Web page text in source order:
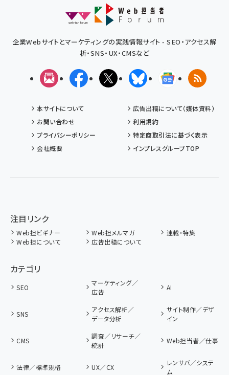
企業Webサイトとマーケティングの実践情報サイト - SEO・アクセス解
析・SNS・UX・CMSなど
メルマガFacebookX(エックス)BlueskyGoogleニュ
RSS
本サイトについて
広告出稿について（媒体資料）
お問い合わせ
利用規約
プライバシーポリシー
特定商取引法に基づく表示
会社概要
インプレスグループTOP
注目リンク
Web担ビギナー Web担メルマガ
連載・特集
Web担について
広告出稿について
カテゴリ
SEO
マーケティング／
広告
AI
SNS
アクセス解析／
データ分析
サイト制作／デザ
イン
CMS
調査／リサーチ／
統計
Web担当者／仕事
法律／標準規格 UX／CX
レンサバ／システ
ム